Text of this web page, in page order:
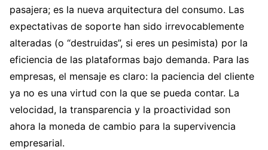
pasajera; es la nueva arquitectura del consumo. Las
expectativas de soporte han sido irrevocablemente
alteradas (o “destruidas”, si eres un pesimista) por la
eficiencia de las plataformas bajo demanda. Para las
empresas, el mensaje es claro: la paciencia del cliente
ya no es una virtud con la que se pueda contar. La
velocidad, la transparencia y la proactividad son
ahora la moneda de cambio para la supervivencia
empresarial.